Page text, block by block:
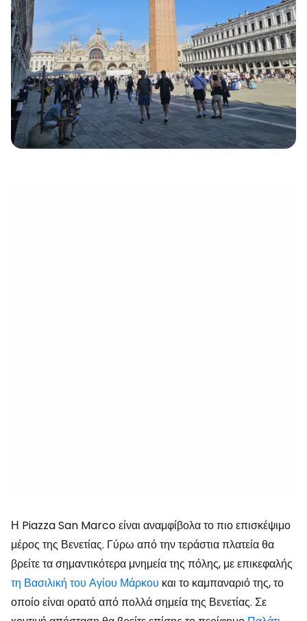
Η Piazza San Marco είναι αναμφίβολα το πιο επισκέψιμο
μέρος της Βενετίας. Γύρω από την τεράστια πλατεία θα
βρείτε τα σημαντικότερα μνημεία της πόλης, με επικεφαλής
τη Βασιλική του Αγίου Μάρκου και το καμπαναριό της, το
οποίο είναι ορατό από πολλά σημεία της Βενετίας. Σε